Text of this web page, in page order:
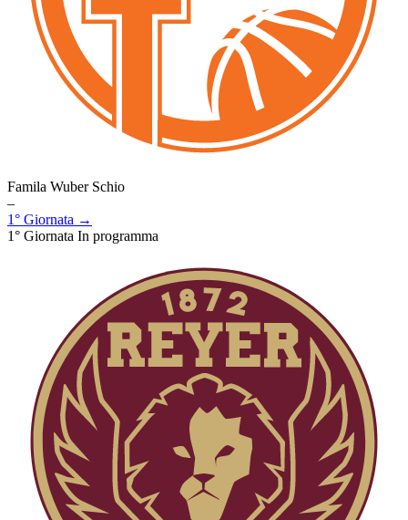
Famila Wuber Schio
–
1° Giornata →
1° Giornata In programma